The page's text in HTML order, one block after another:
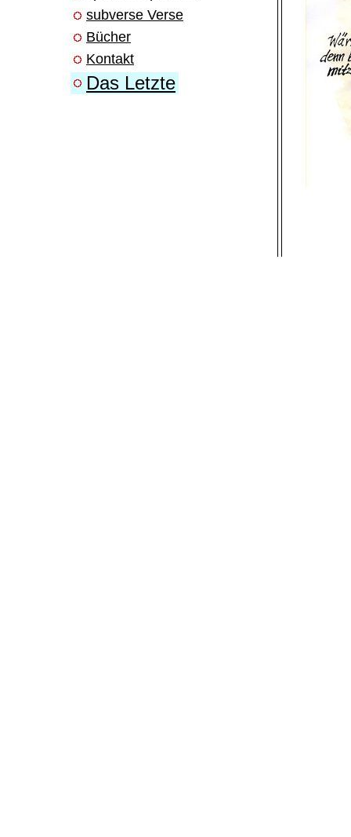
subverse Verse
Bücher
Kontakt
Das Letzte